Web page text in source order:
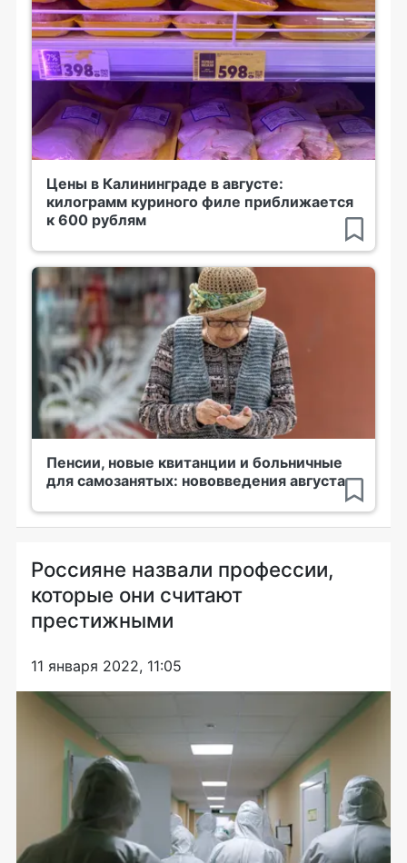
Цены в Калининграде в августе:
килограмм куриного филе приближается
к 600 рублям
Пенсии, новые квитанции и больничные
для самозанятых: нововведения августа
Россияне назвали профессии,
которые они считают
престижными
11 января 2022, 11:05